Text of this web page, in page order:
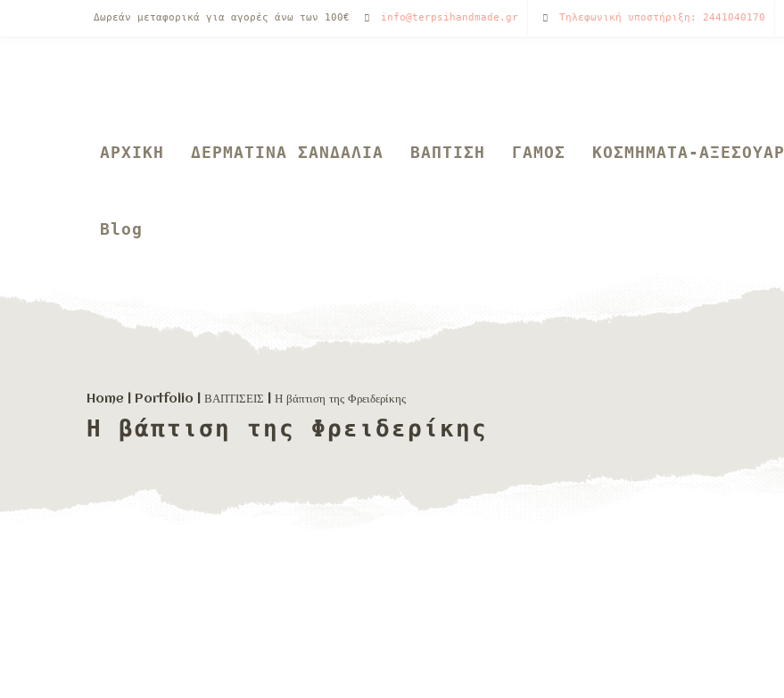
Δωρεάν μεταφορικά για αγορές άνω των 100€ info@terpsihandmade.gr Τηλεφωνική υποστήριξη: 2441040170
ΑΡΧΙΚΗ ΔΕΡΜΑΤΙΝΑ ΣΑΝΔΑΛΙΑ ΒΑΠΤΙΣΗ ΓΑΜΟΣ ΚΟΣΜΗΜΑΤΑ-ΑΞΕΣΟΥΑΡ
Blog
Home Portfolio ΒΑΠΤΙΣΕΙΣ Η βάπτιση της Φρειδερίκης
Η βάπτιση της Φρειδερίκης